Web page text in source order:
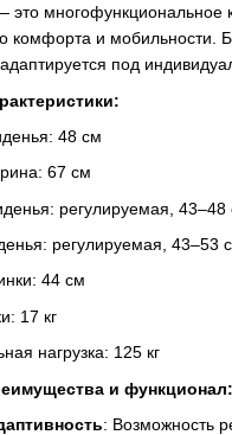
это многофункциональное
комфорта и мобильности.
адаптируется под
48 см
67 см
регулируемая, 43–48
регулируемая, 43–53
44 см
17 кг
нагрузка: 125 кг
и функционал:
: Возможность